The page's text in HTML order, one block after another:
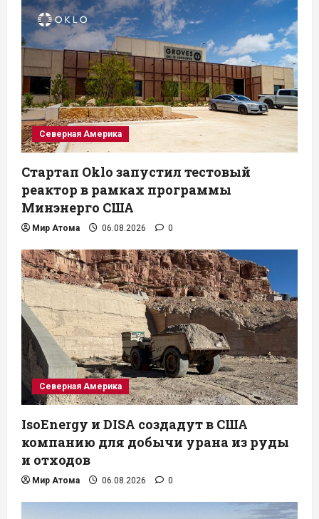
Северная Америка
Стартап Oklo запустил тестовый
реактор в рамках программы
Минэнерго США
Мир Атома 06.08.2026 0
Северная Америка
IsoEnergy и DISA создадут в США
компанию для добычи урана из руды
и отходов
Мир Атома 06.08.2026 0